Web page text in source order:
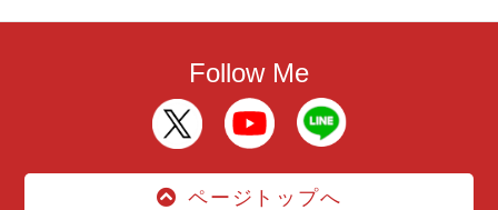
Follow Me
ページトップへ